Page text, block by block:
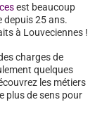
est beaucoup
depuis 25 ans.
à Louveciennes !
charges de
quelques
les métiers
plus de sens pour